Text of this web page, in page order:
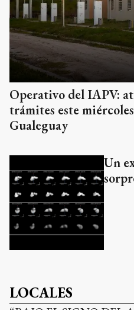
Operativo del IAPV:
trámites este
Gualeguay
Un
LOCALES